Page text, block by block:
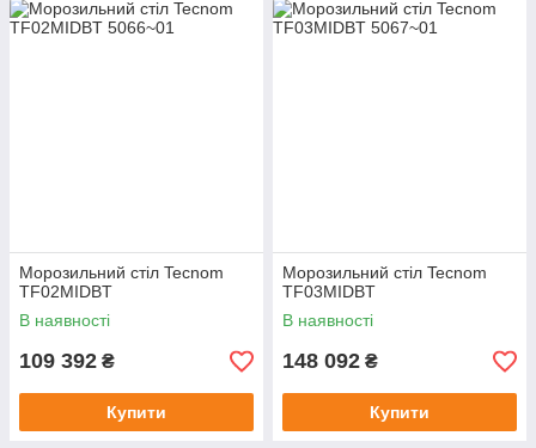
Морозильний стіл Tecnom
TF02MIDBT
В наявності
109 392 ₴
Купити
Морозильний стіл Tecnom
TF03MIDBT
В наявності
148 092 ₴
Купити